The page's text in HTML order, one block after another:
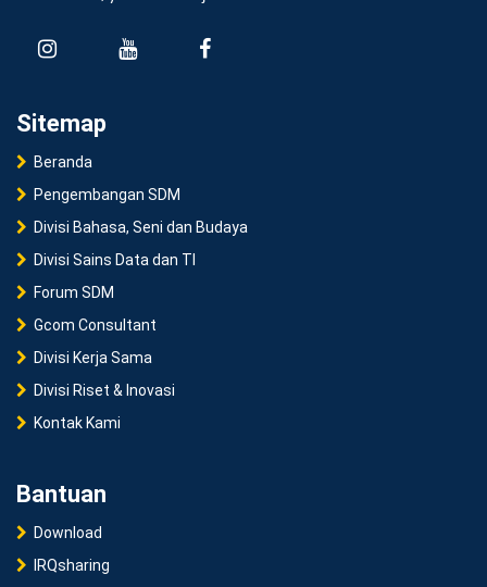
Sitemap
Beranda
Pengembangan SDM
Divisi Bahasa, Seni dan Budaya
Divisi Sains Data dan TI
Forum SDM
Gcom Consultant
Divisi Kerja Sama
Divisi Riset & Inovasi
Kontak Kami
Bantuan
Download
IRQsharing